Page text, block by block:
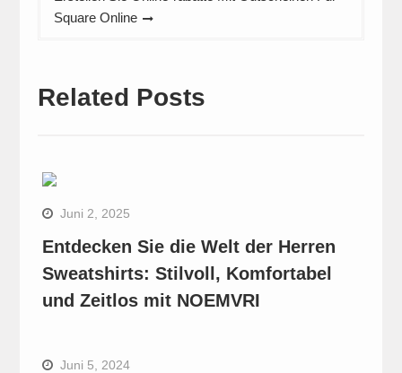
Square Online
Related Posts
Juni 2, 2025
Entdecken Sie die Welt der Herren
Sweatshirts: Stilvoll, Komfortabel
und Zeitlos mit NOEMVRI
Juni 5, 2024